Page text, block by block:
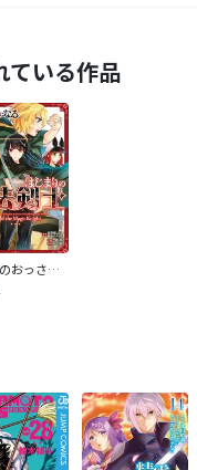
ている作品
片田舎のおっさん、剣聖になる外伝 はじまりの魔法剣士